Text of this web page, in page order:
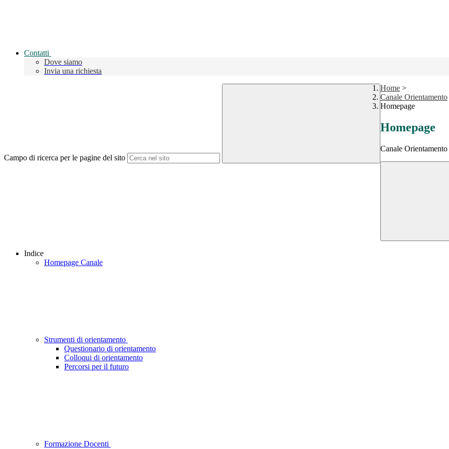
Contatti
Dove siamo
Invia una richiesta
Campo di ricerca per le pagine del sito
Home >
Canale Orientamento
Homepage
Homepage
Canale Orientamento
Indice
Homepage Canale
Strumenti di orientamento
Questionario di orientamento
Colloqui di orientamento
Percorsi per il futuro
Formazione Docenti